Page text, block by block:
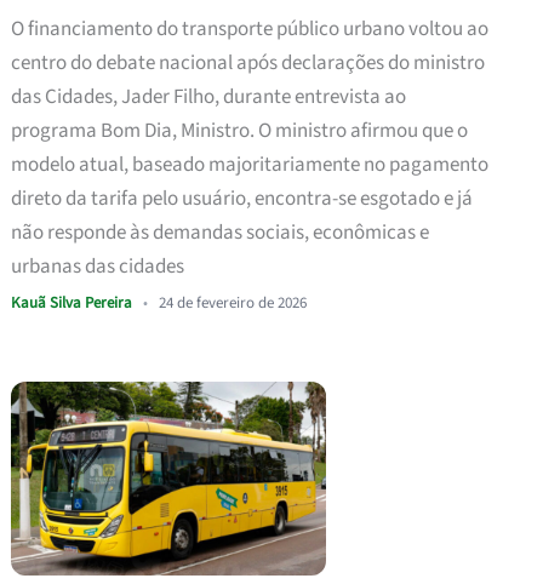
O financiamento do transporte público urbano voltou ao
centro do debate nacional após declarações do ministro
das Cidades, Jader Filho, durante entrevista ao
programa Bom Dia, Ministro. O ministro afirmou que o
modelo atual, baseado majoritariamente no pagamento
direto da tarifa pelo usuário, encontra-se esgotado e já
não responde às demandas sociais, econômicas e
urbanas das cidades
Kauã Silva Pereira • 24 de fevereiro de 2026